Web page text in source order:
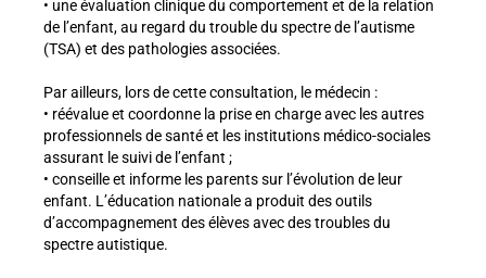
• une évaluation clinique du comportement et de la relation
de l’enfant, au regard du trouble du spectre de l’autisme
(TSA) et des pathologies associées.
Par ailleurs, lors de cette consultation, le médecin :
• réévalue et coordonne la prise en charge avec les autres
professionnels de santé et les institutions médico-sociales
assurant le suivi de l’enfant ;
• conseille et informe les parents sur l’évolution de leur
enfant. L’éducation nationale a produit des outils
d’accompagnement des élèves avec des troubles du
spectre autistique.